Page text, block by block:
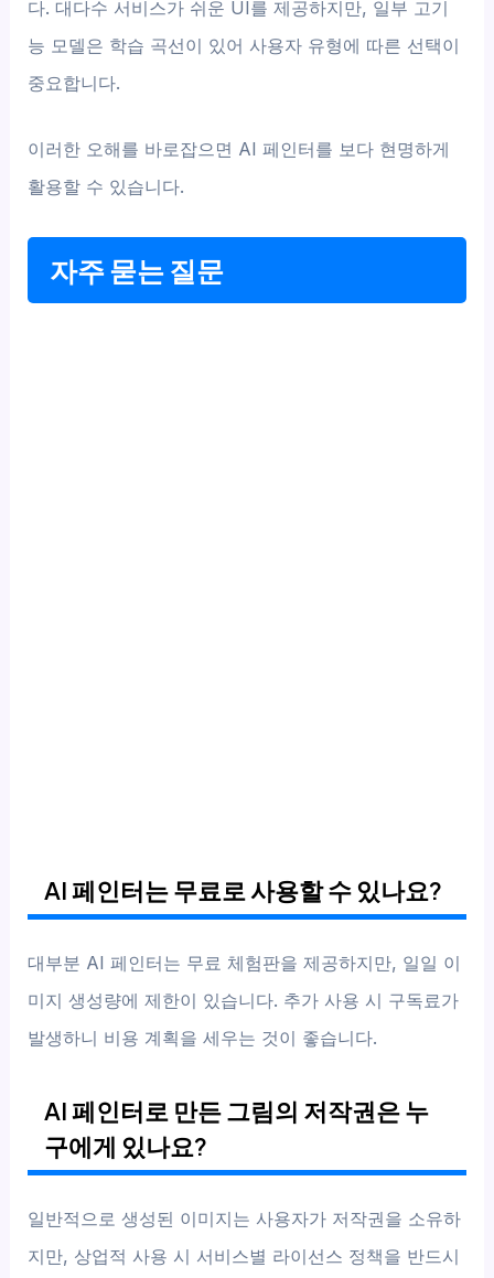
다. 대다수 서비스가 쉬운 UI를 제공하지만, 일부 고기
능 모델은 학습 곡선이 있어 사용자 유형에 따른 선택이
중요합니다.
이러한 오해를 바로잡으면 AI 페인터를 보다 현명하게
활용할 수 있습니다.
자주 묻는 질문
AI 페인터는 무료로 사용할 수 있나요?
대부분 AI 페인터는 무료 체험판을 제공하지만, 일일 이
미지 생성량에 제한이 있습니다. 추가 사용 시 구독료가
발생하니 비용 계획을 세우는 것이 좋습니다.
AI 페인터로 만든 그림의 저작권은 누
구에게 있나요?
일반적으로 생성된 이미지는 사용자가 저작권을 소유하
지만, 상업적 사용 시 서비스별 라이선스 정책을 반드시